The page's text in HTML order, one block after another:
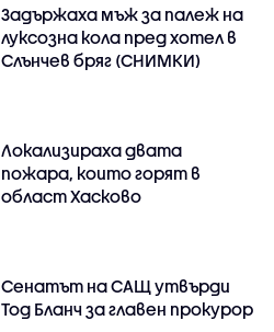
Задържаха мъж за палеж на
луксозна кола пред хотел в
Слънчев бряг (СНИМКИ)
Локализираха двата
пожара, които горят в
област Хасково
Сенатът на САЩ утвърди
Тод Бланч за главен прокурор